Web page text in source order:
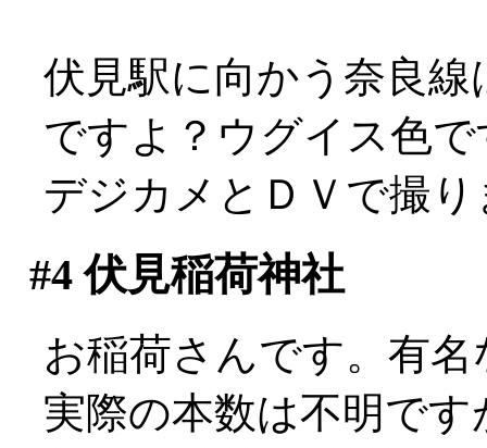
伏見駅に向かう奈良線
ですよ？ウグイス色
デジカメとＤＶで撮
#4伏見稲荷神社
お稲荷さんです。有
実際の本数は不明で